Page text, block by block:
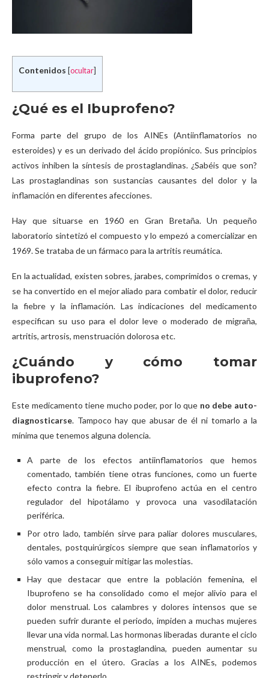
Contenidos ocultar
¿Qué es el Ibuprofeno?
Forma parte del grupo de los AINEs (Antiinflamatorios no
esteroides) y es un derivado del ácido propiónico. Sus principios
activos inhiben la síntesis de prostaglandinas. ¿Sabéis que son?
Las prostaglandinas son sustancias causantes del dolor y la
inflamación en diferentes afecciones.
Hay que situarse en 1960 en Gran Bretaña. Un pequeño
laboratorio sintetizó el compuesto y lo empezó a comercializar en
1969. Se trataba de un fármaco para la artritis reumática.
En la actualidad, existen sobres, jarabes, comprimidos o cremas, y
se ha convertido en el mejor aliado para combatir el dolor, reducir
la fiebre y la inflamación. Las indicaciones del medicamento
especifican su uso para el dolor leve o moderado de migraña,
artritis, artrosis, menstruación dolorosa etc.
¿Cuándo y cómo tomar
ibuprofeno?
Este medicamento tiene mucho poder, por lo que no debe auto-
diagnosticarse. Tampoco hay que abusar de él ni tomarlo a la
mínima que tenemos alguna dolencia.
A parte de los efectos antiinflamatorios que hemos
comentado, también tiene otras funciones, como un fuerte
efecto contra la fiebre. El ibuprofeno actúa en el centro
regulador del hipotálamo y provoca una vasodilatación
periférica.
Por otro lado, también sirve para paliar dolores musculares,
dentales, postquirúrgicos siempre que sean inflamatorios y
sólo vamos a conseguir mitigar las molestias.
Hay que destacar que entre la población femenina, el
Ibuprofeno se ha consolidado como el mejor alivio para el
dolor menstrual. Los calambres y dolores intensos que se
pueden sufrir durante el periodo, impiden a muchas mujeres
llevar una vida normal. Las hormonas liberadas durante el ciclo
menstrual, como la prostaglandina, pueden aumentar su
producción en el útero. Gracias a los AINEs, podemos
restringir y detenerlo.